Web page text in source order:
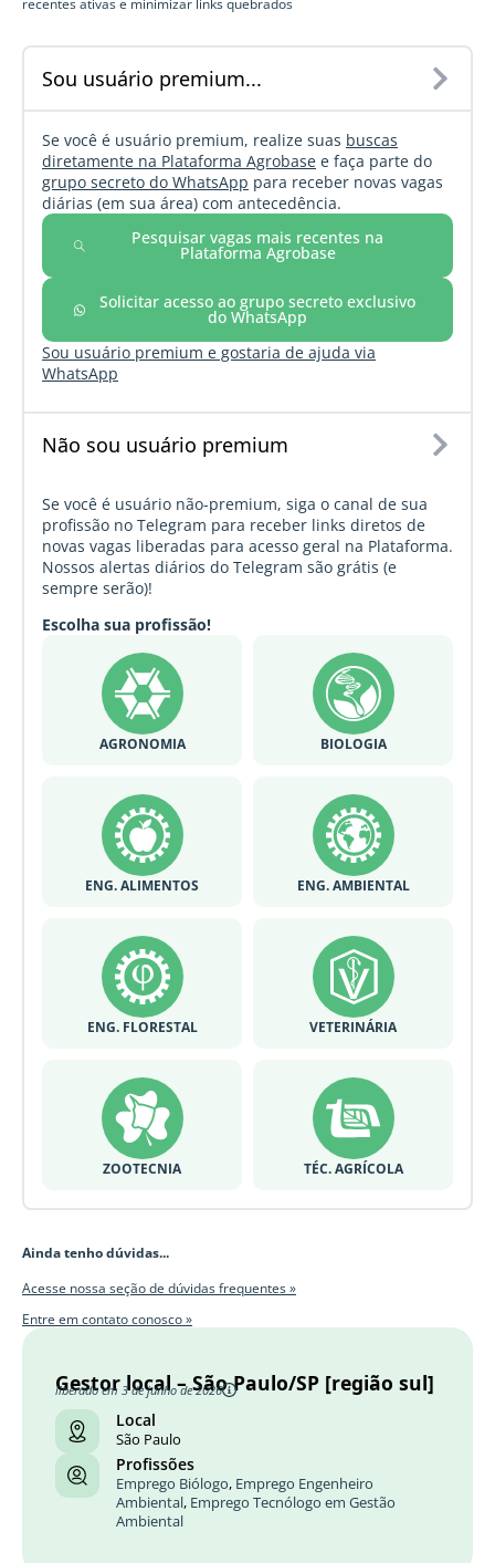
recentes ativas e minimizar links quebrados
Sou usuário premium...
Se você é usuário premium, realize suas buscas
diretamente na Plataforma Agrobase e faça parte do
grupo secreto do WhatsApp para receber novas vagas
diárias (em sua área) com antecedência.
Pesquisar vagas mais recentes na
Plataforma Agrobase
Solicitar acesso ao grupo secreto exclusivo
do WhatsApp
Sou usuário premium e gostaria de ajuda via
WhatsApp
Não sou usuário premium
Se você é usuário não-premium, siga o canal de sua
profissão no Telegram para receber links diretos de
novas vagas liberadas para acesso geral na Plataforma.
Nossos alertas diários do Telegram são grátis (e
sempre serão)!
Escolha sua profissão!
AGRONOMIA BIOLOGIA
ENG. ALIMENTOS ENG. AMBIENTAL
ENG. FLORESTAL VETERINÁRIA
ZOOTECNIA TÉC. AGRÍCOLA
Ainda tenho dúvidas...
Acesse nossa seção de dúvidas frequentes »
Entre em contato conosco »
Gestor local – São Paulo/SP [região sul]
liberado em 3 de junho de 2026
Local
São Paulo
Profissões
Emprego Biólogo, Emprego Engenheiro
Ambiental, Emprego Tecnólogo em Gestão
Ambiental